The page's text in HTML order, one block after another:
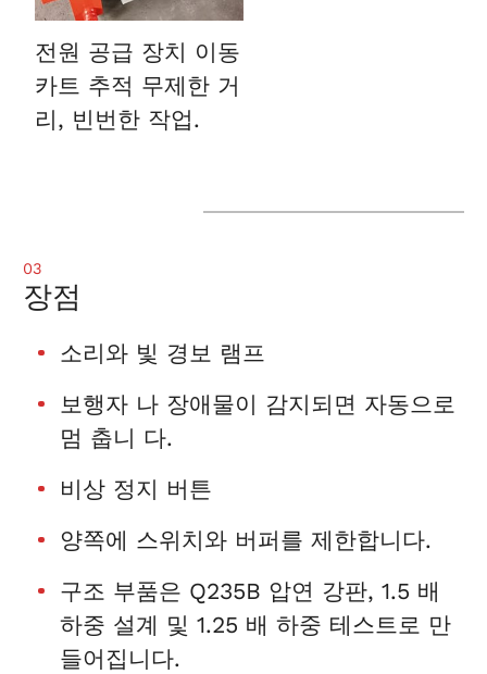
전원 공급 장치 이동
카트 추적 무제한 거
리, 빈번한 작업.
03
장점
소리와 빛 경보 램프
보행자 나 장애물이 감지되면 자동으로
멈 춥니 다.
비상 정지 버튼
양쪽에 스위치와 버퍼를 제한합니다.
구조 부품은 Q235B 압연 강판, 1.5 배
하중 설계 및 1.25 배 하중 테스트로 만
들어집니다.